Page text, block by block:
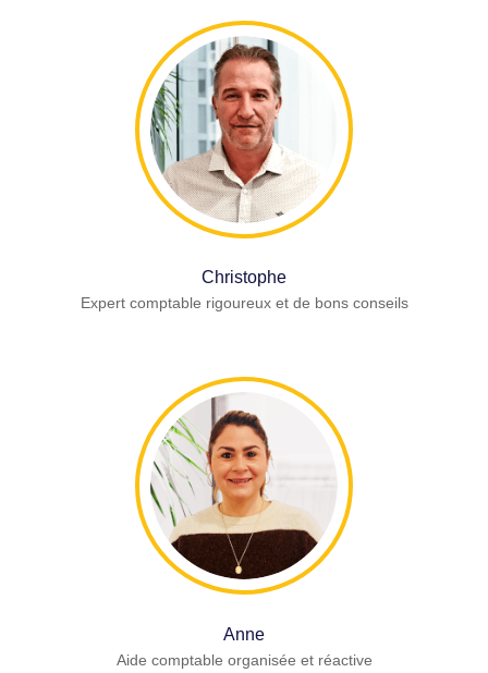
Christophe
Expert comptable rigoureux et de bons conseils
Anne
Aide comptable organisée et réactive